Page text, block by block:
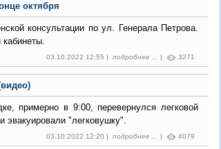
октября
консультации по ул. Генерала Петрова.
03.10.2022 12:55 | подробнее ... | 3271
примерно в 9:00, перевернулся легковой
эвакуировали "легковушку".
03.10.2022 12:20 | подробнее ... | 4079